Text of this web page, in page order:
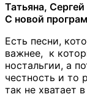
Татьяна,
C новой
Есть песни,
важнее, к
ностальгии, а
честность и то
так не хватает